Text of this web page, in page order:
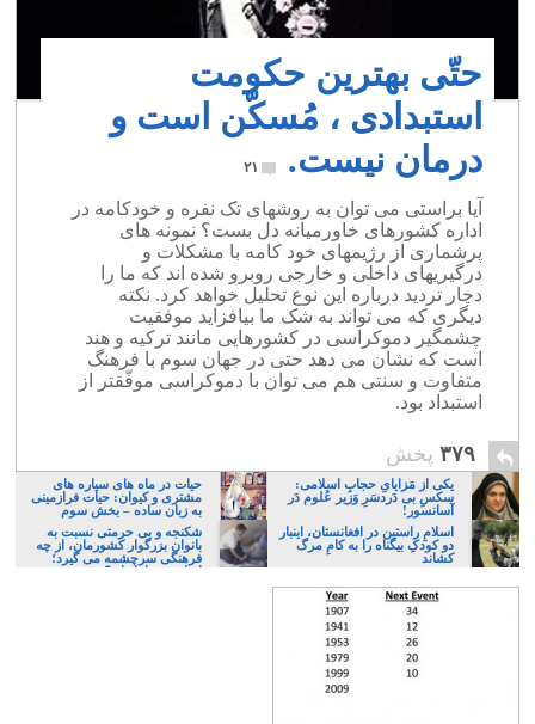
حتّی بهترین حکومت
استبدادی ، مُسکّن است و
درمان نیست.
۲۱
آیا براستی می توان به روشهای تک نفره و خودکامه در
اداره کشورهای خاورمیانه دل بست؟ نمونه های
پرشماری از رژیمهای خود کامه با مشکلات و
درگیریهای داخلی و خارجی روبرو شده اند که ما را
دچار تردید درباره این نوع تحلیل خواهد کرد. نکته
دیگری که می تواند به شک ما بیافزاید موفقیت
چشمگیر دموکراسی در کشورهایی مانند ترکیه و هند
است که نشان می دهد حتی در جهان سوم با فرهنگ
متفاوت و سنتی هم می توان با دموکراسی موفّقتر از
استبداد بود.
۳۷۹ پخش
یکی از مَزایایِ حجابِ اسلامی:
سکسِ بی دَردسَرِ وَزیر عُلوم دَر
آسانسور!
حیات در ماه های سیاره های
مشتری و کیوان: حیات فرازمینی
به زبان ساده – بخش سوم
اسلامِ راستین در افغانستان، اینبار
دو کودکِ بیگناه را به کامِ مرگ
کشاند
شکنجه و بی حرمتی نسبت به
بانوان بزرگوار کشورمان، از چه
فرهنگی سرچشمه می گیرد؛
ایرانی، و یا تازیان؟